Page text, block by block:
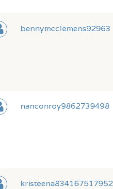
bennymcclemens92963
nanconroy9862739498
kristeena834167517952